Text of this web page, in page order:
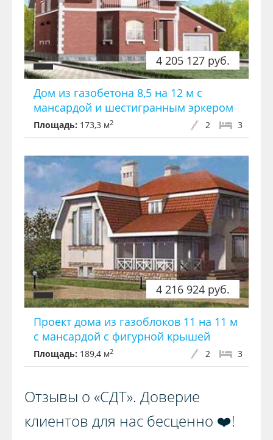
4 205 127 руб.
Дом из газобетона 8,5 на 12 м с
мансардой и шестигранным эркером
Площадь: 173,3 м2 3
2
4 216 924 руб.
Проект дома из газоблоков 11 на 11 м
с мансардой с фигурной крышей
Площадь: 189,4 м2 3
2
Отзывы о «СДТ». Доверие
клиентов для нас бесценно ❤️!